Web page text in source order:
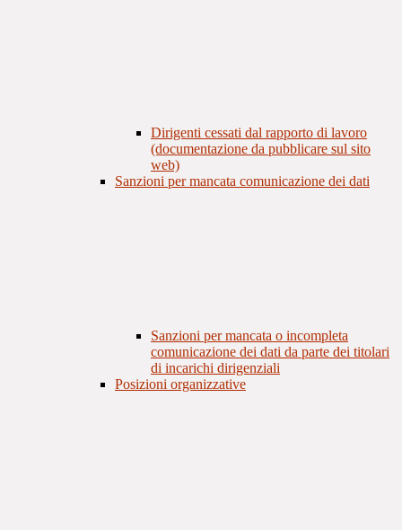
Dirigenti cessati dal rapporto di lavoro
(documentazione da pubblicare sul sito
web)
Sanzioni per mancata comunicazione dei dati
Sanzioni per mancata o incompleta
comunicazione dei dati da parte dei titolari
di incarichi dirigenziali
Posizioni organizzative